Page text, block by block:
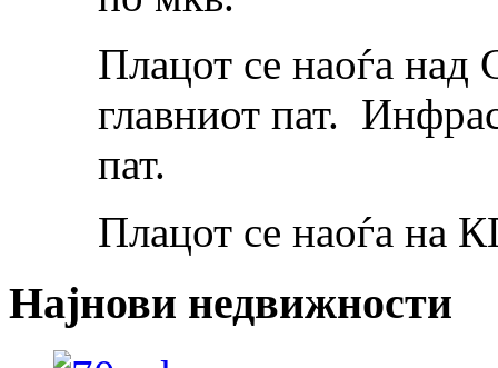
Плацот се наоѓа над
главниот пат.
пат.
Плацот се наоѓа на
Најнови недвижности